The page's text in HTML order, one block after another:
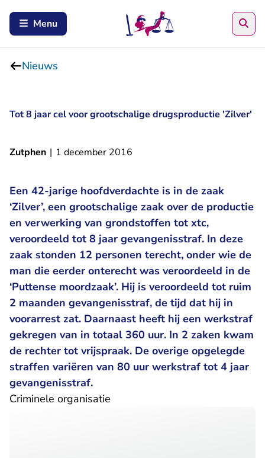
Menu
Nieuws
Tot 8 jaar cel voor grootschalige drugsproductie 'Zilver'
Zutphen | 1 december 2016
Een 42-jarige hoofdverdachte is in de zaak
‘Zilver’, een grootschalige zaak over de productie
en verwerking van grondstoffen tot xtc,
veroordeeld tot 8 jaar gevangenisstraf. In deze
zaak stonden 12 personen terecht, onder wie de
man die eerder onterecht was veroordeeld in de
‘Puttense moordzaak’. Hij is veroordeeld tot ruim
2 maanden gevangenisstraf, de tijd dat hij in
voorarrest zat. Daarnaast heeft hij een werkstraf
gekregen van in totaal 360 uur. In 2 zaken kwam
de rechter tot vrijspraak. De overige opgelegde
straffen variëren van 80 uur werkstraf tot 4 jaar
gevangenisstraf.
Criminele organisatie